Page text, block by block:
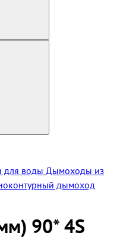
для воды Дымоходы из
дымоход
90* 4S